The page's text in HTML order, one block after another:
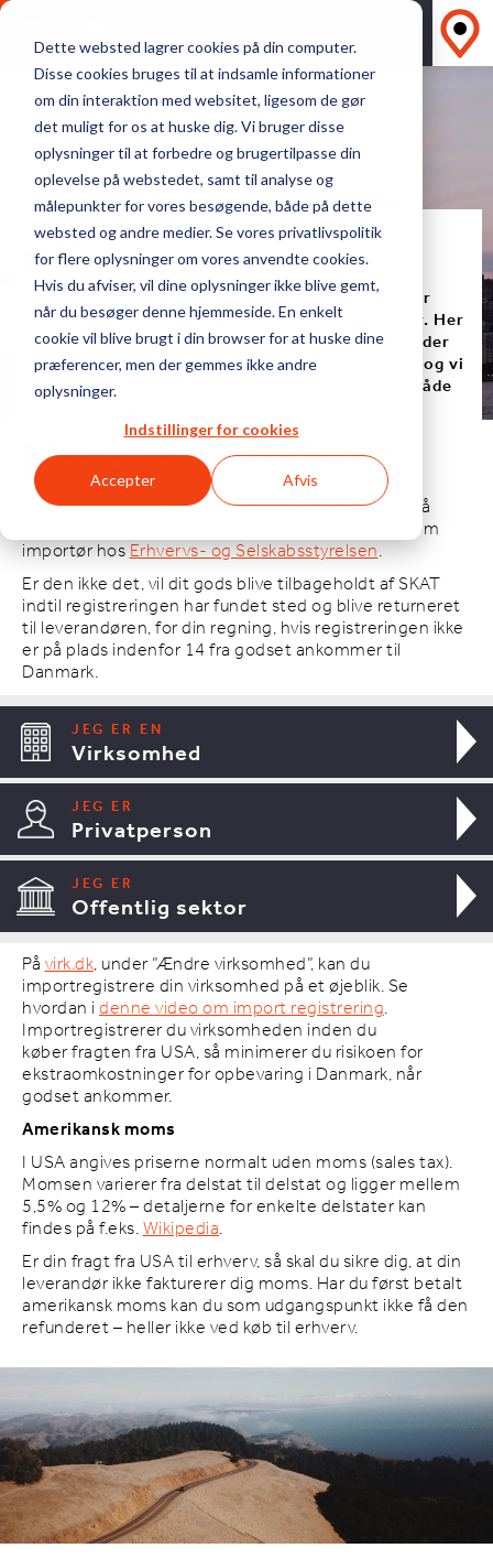
Dette websted lagrer cookies på din computer.
Disse cookies bruges til at indsamle informationer
om din interaktion med websitet, ligesom de gør
det muligt for os at huske dig. Vi bruger disse
oplysninger til at forbedre og brugertilpasse din
oplevelse på webstedet, samt til analyse og
målepunkter for vores besøgende, både på dette
websted og andre medier. Se vores privatlivspolitik
for flere oplysninger om vores anvendte cookies.
Hvis du afviser, vil dine oplysninger ikke blive gemt,
når du besøger denne hjemmeside. En enkelt
cookie vil blive brugt i din browser for at huske dine
præferencer, men der gemmes ikke andre
oplysninger.
Indstillinger for cookies
Accepter Afvis
5 GODE RÅD, DU BØR KENDE
Fragt fra USA
Fragt fra USA er ikke kompliceret, så længe du er
opmærksom på nogle enkelte praktiske detaljer. Her
kigger vi på de faldgruber importører oftest støder
på, når de skal have varer fragtet hjem fra USA, og vi
giver et par gode råd til, hvordan du kan spare både
penge og tid på din fragt.
1. Husk importregistrering ved
fragt fra USA
Hvis du skal importere varer fra USA med henblik på
videresalg, skal din virksomhed være registreret som
importør hosErhvervs- og Selskabsstyrelsen.
Er den ikke det, vil dit gods blive tilbageholdt af SKAT
indtil registreringen har fundet sted og blive returneret
til leverandøren, for din regning, hvis registreringen ikke
er på plads indenfor 14 fra godset ankommer til
Danmark.
JEG ER EN
Virksomhed
JEG ER
Privatperson
JEG ER
Offentlig sektor
Påvirk.dk, under ”Ændre virksomhed”, kan du
importregistrere din virksomhed på et øjeblik. Se
hvordan idenne video om import registrering.
Importregistrerer du virksomheden inden du
køber fragten fra USA, så minimerer du risikoen for
ekstraomkostninger for opbevaring i Danmark, når
godset ankommer.
Amerikansk moms
I USA angives priserne normalt uden moms (sales tax).
Momsen varierer fra delstat til delstat og ligger mellem
5,5% og 12% – detaljerne for enkelte delstater kan
findes på f.eks.Wikipedia.
Er din fragt fra USA til erhverv, så skal du sikre dig, at din
leverandør ikke fakturerer dig moms. Har du først betalt
amerikansk moms kan du som udgangspunkt ikke få den
refunderet – heller ikke ved køb til erhverv.